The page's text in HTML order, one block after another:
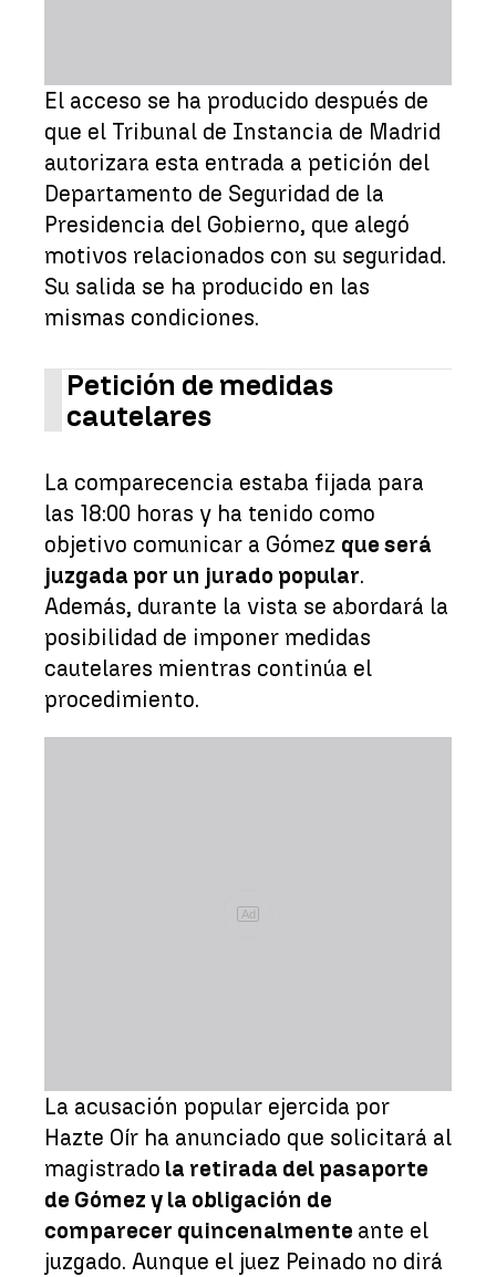
El acceso se ha producido después de
que el Tribunal de Instancia de Madrid
autorizara esta entrada a petición del
Departamento de Seguridad de la
Presidencia del Gobierno, que alegó
motivos relacionados con su seguridad.
Su salida se ha producido en las
mismas condiciones.
Petición de medidas
cautelares
La comparecencia estaba fijada para
las 18:00 horas y ha tenido como
objetivo comunicar a Gómez que será
juzgada por un jurado popular.
Además, durante la vista se abordará la
posibilidad de imponer medidas
cautelares mientras continúa el
procedimiento.
Ad
La acusación popular ejercida por
Hazte Oír ha anunciado que solicitará al
magistrado la retirada del pasaporte
de Gómez y la obligación de
comparecer quincenalmente ante el
juzgado. Aunque el juez Peinado no dirá